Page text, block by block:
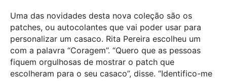
Uma das novidades desta nova coleção são os
patches, ou autocolantes que vai poder usar para
personalizar um casaco. Rita Pereira escolheu um
com a palavra “Coragem”. “Quero que as pessoas
fiquem orgulhosas de mostrar o patch que
escolheram para o seu casaco”, disse. “Identifico-me